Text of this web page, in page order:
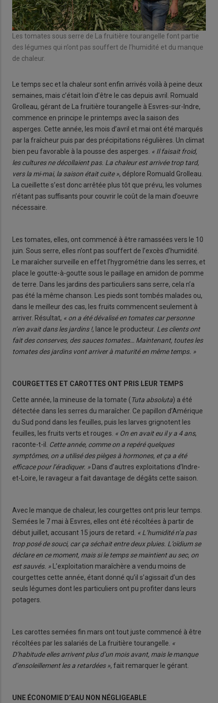
Les tomates sous serre de La fruitière tourangelle font partie
des légumes qui n’ont pas souffert de l’humidité et du manque
de chaleur.
Le temps sec et la chaleur sont enfin arrivés voilà à peine deux
semaines, mais c’était loin d’être le cas depuis avril. Romuald
Grolleau, gérant de La fruitière tourangelle à Esvres-sur-Indre,
commence en principe le printemps avec la saison des
asperges. Cette année, les mois d’avril et mai ont été marqués
par la fraîcheur puis par des précipitations régulières. Un climat
bien peu favorable à la pousse des asperges. « Il faisait froid,
les cultures ne décollaient pas. La chaleur est arrivée trop tard,
vers la mi-mai, la saison était cuite », déplore Romuald Grolleau.
La cueillette s’est donc arrêtée plus tôt que prévu, les volumes
n’étant pas suffisants pour couvrir le coût de la main d’oeuvre
nécessaire.
Les tomates, elles, ont commencé à être ramassées vers le 10
juin. Sous serre, elles n’ont pas souffert de l’excès d’humidité.
Le maraîcher surveille en effet l’hygrométrie dans les serres, et
place le goutte-à-goutte sous le paillage en amidon de pomme
de terre. Dans les jardins des particuliers sans serre, cela n’a
pas été la même chanson. Les pieds sont tombés malades ou,
dans le meilleur des cas, les fruits commencent seulement à
arriver. Résultat, « on a été dévalisé en tomates car personne
n’en avait dans les jardins !, lance le producteur. Les clients ont
fait des conserves, des sauces tomates… Maintenant, toutes les
tomates des jardins vont arriver à maturité en même temps. »
COURGETTES ET CAROTTES ONT PRIS LEUR TEMPS
Cette année, la mineuse de la tomate (Tuta absoluta) a été
détectée dans les serres du maraîcher. Ce papillon d’Amérique
du Sud pond dans les feuilles, puis les larves grignotent les
feuilles, les fruits verts et rouges. « On en avait eu il y a 4 ans,
raconte-t-il. Cette année, comme on a repéré quelques
symptômes, on a utilisé des pièges à hormones, et ça a été
efficace pour l’éradiquer. » Dans d’autres exploitations d’Indre-
et-Loire, le ravageur a fait davantage de dégâts cette saison.
Avec le manque de chaleur, les courgettes ont pris leur temps.
Semées le 7 mai à Esvres, elles ont été récoltées à partir de
début juillet, accusant 15 jours de retard. « L’humidité n’a pas
trop posé de souci, car ça séchait entre deux pluies. L’oïdium se
déclare en ce moment, mais si le temps se maintient au sec, on
est sauvés. » L’exploitation maraîchère a vendu moins de
courgettes cette année, étant donné qu’il s’agissait d’un des
seuls légumes dont les particuliers ont pu profiter dans leurs
potagers.
Les carottes semées fin mars ont tout juste commencé à être
récoltées par les salariés de La fruitière tourangelle. «
D’habitude elles arrivent plus d’un mois avant, mais le manque
d’ensoleillement les a retardées », fait remarquer le gérant.
UNE ÉCONOMIE D’EAU NON NÉGLIGEABLE